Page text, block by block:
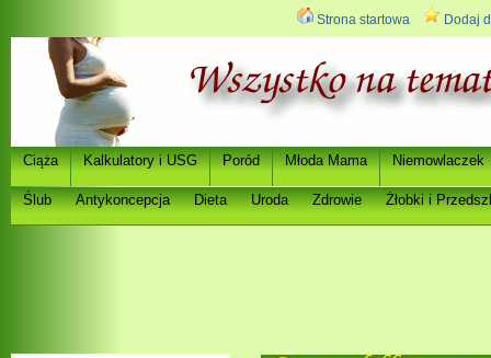
Strona startowa Dodaj
Ciąża Kalkulatory i USG Poród Młoda Mama Niemowlaczek
Ślub Antykoncepcja Dieta Uroda Zdrowie Żłobki i